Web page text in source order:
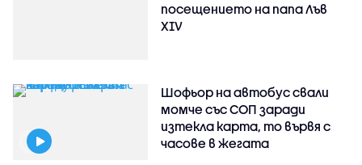
посещението на папа Лъв
XIV
Шофьор на автобус свали
момче със СОП заради
изтекла карта, то вървя с
часове в жегата